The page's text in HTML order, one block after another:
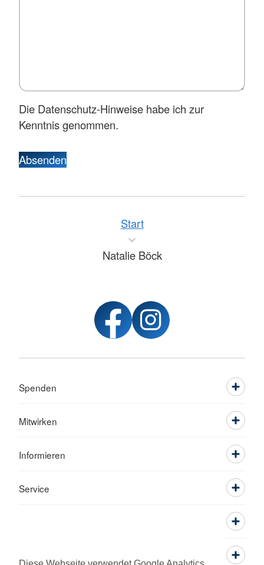
Die Datenschutz-Hinweise habe ich zur
Kenntnis genommen.
Absenden
Start
Natalie Böck
Spenden
Mitwirken
Informieren
Service